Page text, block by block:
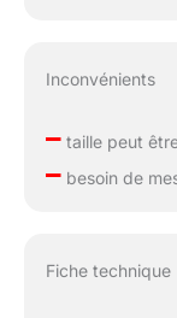
Inconvénients
–taille peut
–besoin de
Fiche technique